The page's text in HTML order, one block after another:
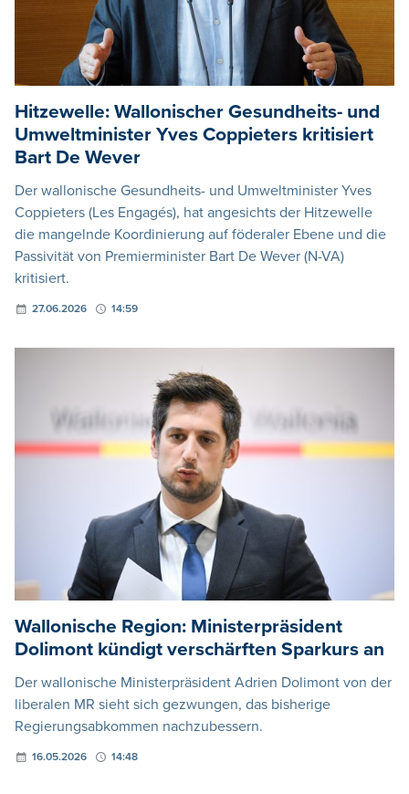
Hitzewelle: Wallonischer Gesundheits- und
Umweltminister Yves Coppieters kritisiert
Bart De Wever
Der wallonische Gesundheits- und Umweltminister Yves
Coppieters (Les Engagés), hat angesichts der Hitzewelle
die mangelnde Koordinierung auf föderaler Ebene und die
Passivität von Premierminister Bart De Wever (N-VA)
kritisiert.
27.06.2026 14:59
Wallonische Region: Ministerpräsident
Dolimont kündigt verschärften Sparkurs an
Der wallonische Ministerpräsident Adrien Dolimont von der
liberalen MR sieht sich gezwungen, das bisherige
Regierungsabkommen nachzubessern.
16.05.2026 14:48